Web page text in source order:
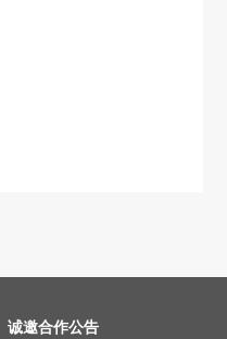
诚邀合作公告